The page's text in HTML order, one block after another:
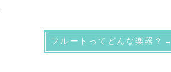
フルートってどんな楽器？→